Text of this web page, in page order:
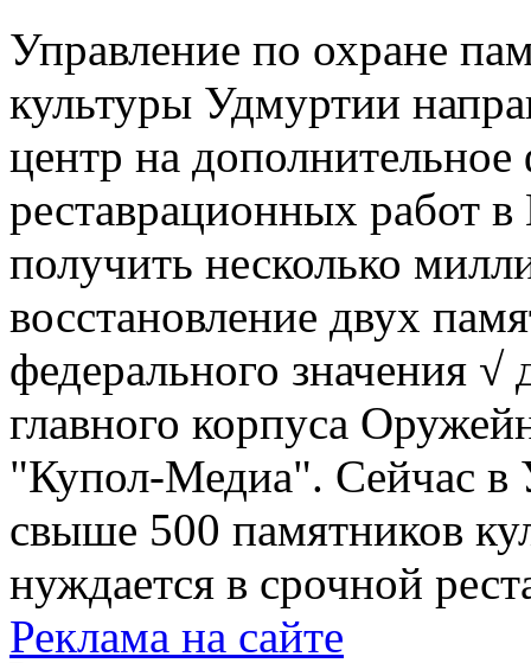
Управление по охране
культуры Удмуртии
центр на
реставрационных работ
получить несколько
восстановление двух
федерального значения
главного корпуса
"Купол-Медиа". Сейчас в
свыше 500 памятников
нуждается в срочной
Реклама на сайте